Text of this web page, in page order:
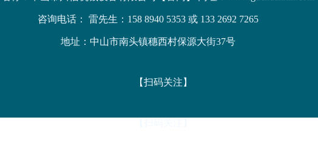
咨询电话： 雷先生：158 8940 5353 或 133 2692 7265
地址：中山市南头镇穗西村保源大街37号
【扫码关注】